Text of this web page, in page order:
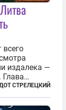
всего
издалека —
это тем,
СТРЕЛЕЦКИЙ